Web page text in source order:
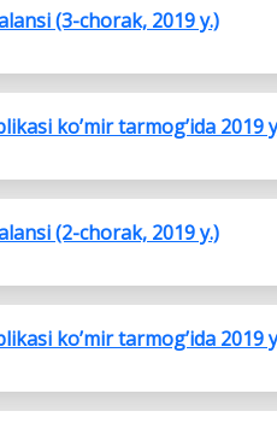
(3-chorak, 2019 y.)
ko’mir tarmog’ida
(2-chorak, 2019 y.)
ko’mir tarmog’ida